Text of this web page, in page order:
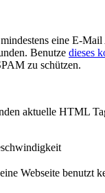
eine E-
Benutze dieses
zu schützen.
aktuelle HTML
Webseite benutzt